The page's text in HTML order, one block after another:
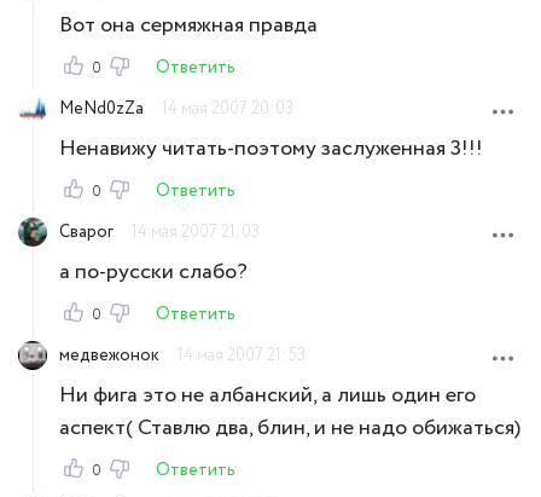
Вот она сермяжная правда
0
Ответить
MeNd0zZa
14 мая 2007 20:03
Ненавижу читать-поэтому заслуженная 3!!!
0
Ответить
Сварог
14 мая 2007 21:03
а по-русски слабо?
0
Ответить
медвежонок
14 мая 2007 21:53
Ни фига это не албанский, а лишь один его
аспект( Ставлю два, блин, и не надо обижаться)
0
Ответить